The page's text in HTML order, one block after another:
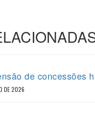
de concessões
DE 2026